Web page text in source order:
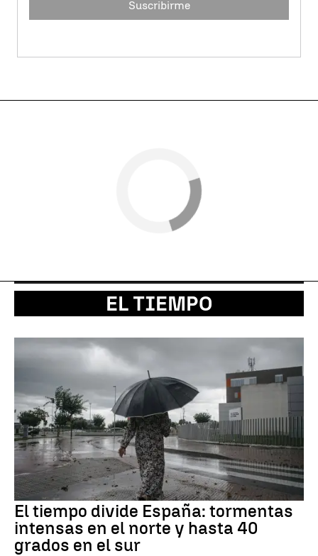
Suscribirme
EL TIEMPO
El tiempo divide España: tormentas
intensas en el norte y hasta 40
grados en el sur